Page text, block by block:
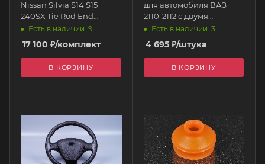
Nissan Silvia S14 S15
240SX Tie Rod End
OTRLB Parts Shop MAX
Есть в наличии: 9
17 100 ₽/комплект
В КОРЗИНУ
для автомобиля ВАЗ
2110-2112 с двумя
карданами 21100-
3401092-21 ВАЗ
Есть в наличии: 3
4 695₽/штука
В КОРЗИНУ